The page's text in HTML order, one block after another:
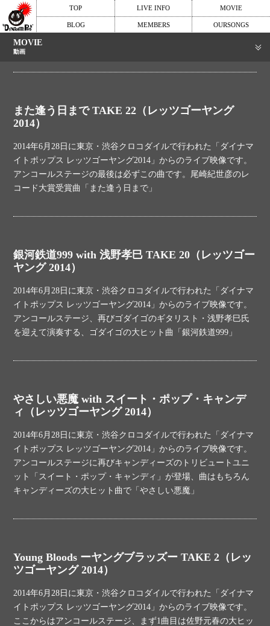
TOP LIVE INFO MOVIE
BLOG MEMBERS OURSONGS
MOVIE
動画
また逢う日まで TAKE 22（レッツゴーヤング
2014）
2014年6月28日に東京・渋谷クロコダイルで行われた「ダイナマ
イトポップス レッツゴーヤング2014」からのライブ映像です。
アンコールステージの最後は必ずこの曲です。尾崎紀世彦のレ
コード大賞受賞曲「また逢う日まで」
銀河鉄道999 with 浅野孝巳 TAKE 20（レッツゴー
ヤング 2014）
2014年6月28日に東京・渋谷クロコダイルで行われた「ダイナマ
イトポップス レッツゴーヤング2014」からのライブ映像です。
アンコールステージ、再びゴダイゴのギタリスト・浅野孝巳氏
を迎えて演奏する、ゴダイゴの大ヒット曲「銀河鉄道999」
やさしい悪魔 with スイート・ポップ・キャンデ
ィ（レッツゴーヤング 2014）
2014年6月28日に東京・渋谷クロコダイルで行われた「ダイナマ
イトポップス レッツゴーヤング2014」からのライブ映像です。
アンコールステージに再びキャンディーズのトリビュートユニ
ット「スイート・ポップ・キャンディ」が登場、曲はもちろん
キャンディーズの大ヒット曲で「やさしい悪魔」
Young Bloods ーヤングブラッズー TAKE 2（レッ
ツゴーヤング 2014）
2014年6月28日に東京・渋谷クロコダイルで行われた「ダイナマ
イトポップス レッツゴーヤング2014」からのライブ映像です。
ここからはアンコールステージ、まず1曲目は佐野元春の大ヒッ